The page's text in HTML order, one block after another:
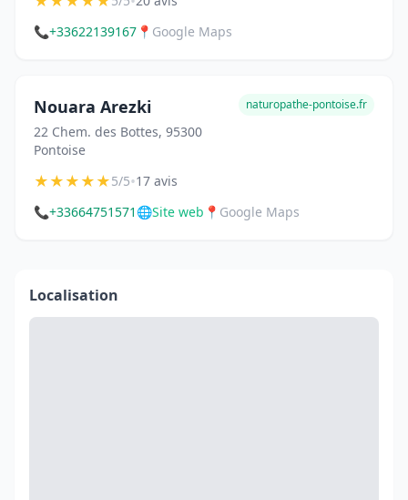
📞+33622139167 📍 Google Maps
Nouara Arezki
22 Chem. des Bottes, 95300
Pontoise
naturopathe-pontoise.fr
★★★★★5/5•17 avis
📞+33664751571 🌐Site web 📍 Google Maps
Localisation